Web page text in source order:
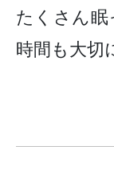
たくさん
時間も大切